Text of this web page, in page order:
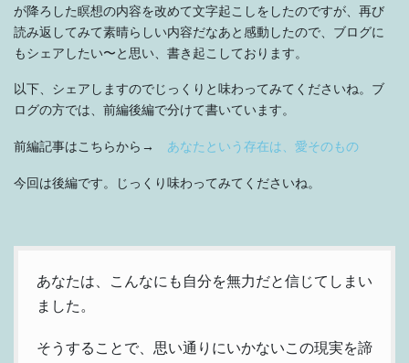
が降ろした瞑想の内容を改めて文字起こしをしたのですが、再び
読み返してみて素晴らしい内容だなあと感動したので、ブログに
もシェアしたい〜と思い、書き起こしております。
以下、シェアしますのでじっくりと味わってみてくださいね。ブ
ログの方では、前編後編で分けて書いています。
前編記事はこちらから→ あなたという存在は、愛そのもの
今回は後編です。じっくり味わってみてくださいね。
あなたは、こんなにも自分を無力だと信じてしまい
ました。
そうすることで、思い通りにいかないこの現実を諦